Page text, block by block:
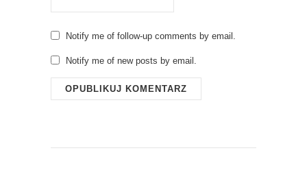
Notify me of follow-up comments by email.
Notify me of new posts by email.